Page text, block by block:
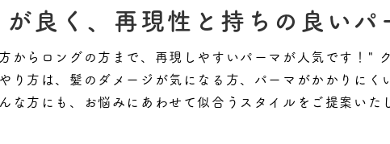
が良く、再現性と持ちの良いパ
からロングの方まで、再現しやすいパーマが人気です！"
り方は、髪のダメージが気になる方、パーマがかかりにく
な方にも、お悩みにあわせて似合うスタイルをご提案いた